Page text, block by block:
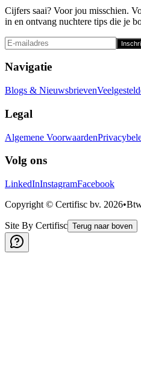
Cijfers saai? Voor jou misschien.
in en ontvang nuchtere tips die je
Navigatie
Blogs & Nieuwsbrieven
Legal
Algemene Voorwaarden
Volg ons
LinkedInInstagramFacebook
Copyright © Certifisc bv. 2026•
Site By Certifisc Terug naar boven